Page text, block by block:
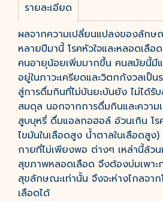
รายละเอียด
ผลจากความเปลี่ยนแปลงของลักษ
หลายปีมานี้ โรคหัวใจและหลอดเลือ
คนอายุน้อยเพิ่มมากขึ้น คนสมัยนี้มี
อยู่ในภาวะเครียดและวิตกกังวลเป็น
สู่การดื่มกินที่ไม่บันยะบันยัง ไม่ได้รั
สมดุล นอกจากการดื่มกินและควา
สูบบุหรี่ ดื่มแอลกอฮอล์ อ้วนเกิน โ
ไขมันในเลือดสูง น้ำตาลในเลือดสูง
กายที่ไม่เพียงพอ ต่างๆ เหล่านี้ล้ว
สุขภาพหลอดเลือด จึงต้องบ่มเพาะ
สุขลักษณะเท่านั้น จึงจะห่างไกลจาก
เลือดได้